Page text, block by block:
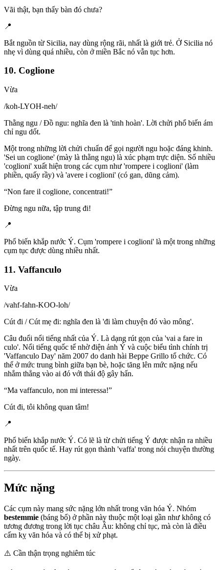
Vãi thật, bạn thấy bàn đó chưa?
📍
Bắt nguồn từ Sicilia, nay dùng rộng rãi, nhất là giới trẻ. Ở Sicilia nó
nhẹ vì dùng quá nhiều, còn ở miền Bắc nó vẫn tục hơn.
10. Coglione
Vừa
/koh-LYOH-neh/
Thằng ngu / Đồ ngu: nghĩa đen là 'tinh hoàn'. Lời chửi phổ biến ám
chỉ ngu dốt.
Một trong những lời chửi chuẩn để gọi người ngu hoặc đáng khinh.
'Sei un coglione' (mày là thằng ngu) là xúc phạm trực diện. Số nhiều
'coglioni' xuất hiện trong các cụm như 'rompere i coglioni' (làm
phiền, quấy rầy) và 'avere i coglioni' (có gan, dũng cảm).
“Non fare il coglione, concentrati!”
Đừng ngu nữa, tập trung đi!
📍
Phổ biến khắp nước Ý. Cụm 'rompere i coglioni' là một trong những
cụm tục được dùng nhiều nhất.
11. Vaffanculo
Vừa
/vahf-fahn-KOO-loh/
Cút đi / Cút mẹ đi: nghĩa đen là 'đi làm chuyện đó vào mông'.
Câu đuổi nổi tiếng nhất của Ý. Là dạng rút gọn của 'vai a fare in
culo'. Nổi tiếng quốc tế nhờ điện ảnh Ý và cuộc biểu tình chính trị
'Vaffanculo Day' năm 2007 do danh hài Beppe Grillo tổ chức. Có
thể ở mức trung bình giữa bạn bè, hoặc tăng lên mức nặng nếu
nhắm thẳng vào ai đó với thái độ gây hấn.
“Ma vaffanculo, non mi interessa!”
Cút đi, tôi không quan tâm!
📍
Phổ biến khắp nước Ý. Có lẽ là từ chửi tiếng Ý được nhận ra nhiều
nhất trên quốc tế. Hay rút gọn thành 'vaffa' trong nói chuyện thường
ngày.
Mức nặng
Các cụm này mang sức nặng lớn nhất trong văn hóa Ý. Nhóm
bestemmie (báng bổ) ở phần này thuộc một loại gần như không có
tương đương trong lời tục châu Âu: không chỉ tục, mà còn là điều
cấm kỵ văn hóa và có thể bị xử phạt.
⚠️ Cần thận trọng nghiêm túc